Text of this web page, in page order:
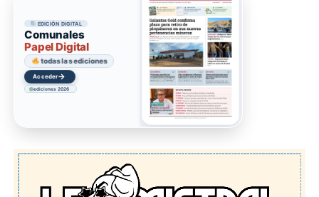
EDICIÓN DIGITAL
Comunales
Papel Digital
todas las ediciones
Acceder→
ediciones 2026